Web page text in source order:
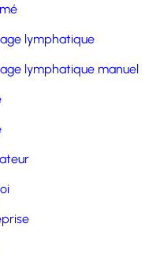
lymphatique
lymphatique manuel